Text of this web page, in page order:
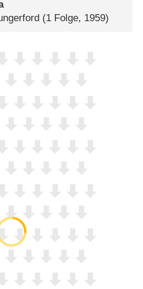
(1 Folge, 1959)